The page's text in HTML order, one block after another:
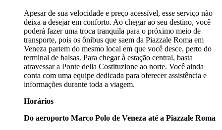
Apesar de sua velocidade e preço acessível, esse serviço não
deixa a desejar em conforto. Ao chegar ao seu destino, você
poderá fazer uma troca tranquila para o próximo meio de
transporte, pois os ônibus que saem da Piazzale Roma em
Veneza partem do mesmo local em que você desce, perto do
terminal de balsas. Para chegar à estação central, basta
atravessar a Ponte della Costituzione ao norte. Você ainda
conta com uma equipe dedicada para oferecer assistência e
informações durante toda a viagem.
Horários
Do aeroporto Marco Polo de Veneza até a Piazzale Roma